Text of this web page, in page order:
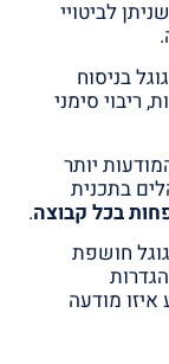
לביטויי
בניסוח
ריבוי סימני
יותר
בתכנית
.
חושפת
מודעה